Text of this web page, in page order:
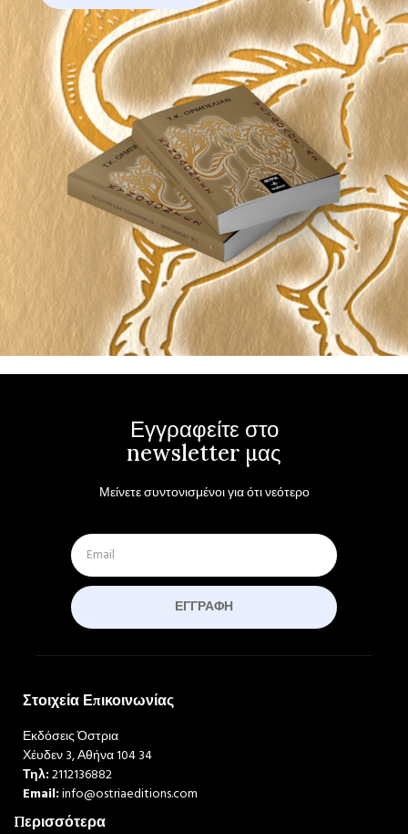
Εγγραφείτε στο
newsletter μας
Μείνετε συντονισμένοι για ότι νεότερο
ΕΓΓΡΑΦΉ
Στοιχεία Επικοινωνίας
Εκδόσεις Όστρια
Χέυδεν 3, Αθήνα 104 34
Τηλ:2112136882
Email:info@ostriaeditions.com
Περισσότερα